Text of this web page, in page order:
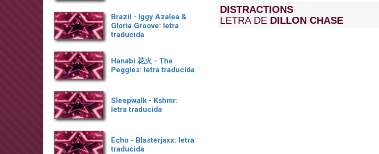
DISTRACTIONS
LETRA DE DILLON CHASE
Brazil - Iggy Azalea &
Gloria Groove: letra
traducida
Hanabi 花火 - The
Peggies: letra traducida
Sleepwalk - Kshmr:
letra traducida
Echo - Blasterjaxx: letra
traducida